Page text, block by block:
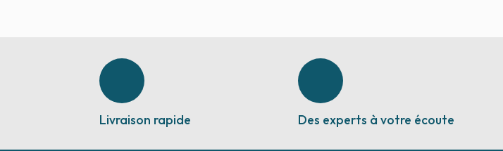
Livraison rapide Des experts à votre écoute